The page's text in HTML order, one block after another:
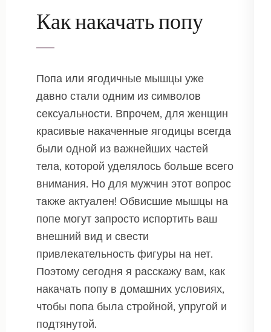
Как накачать попу
Попа или ягодичные мышцы уже
давно стали одним из символов
сексуальности. Впрочем, для женщин
красивые накаченные ягодицы всегда
были одной из важнейших частей
тела, которой уделялось больше всего
внимания. Но для мужчин этот вопрос
также актуален! Обвисшие мышцы на
попе могут запросто испортить ваш
внешний вид и свести
привлекательность фигуры на нет.
Поэтому сегодня я расскажу вам, как
накачать попу в домашних условиях,
чтобы попа была стройной, упругой и
подтянутой.